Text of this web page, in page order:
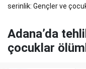
serinlik: Gençler ve
Adana’da
çocuklar